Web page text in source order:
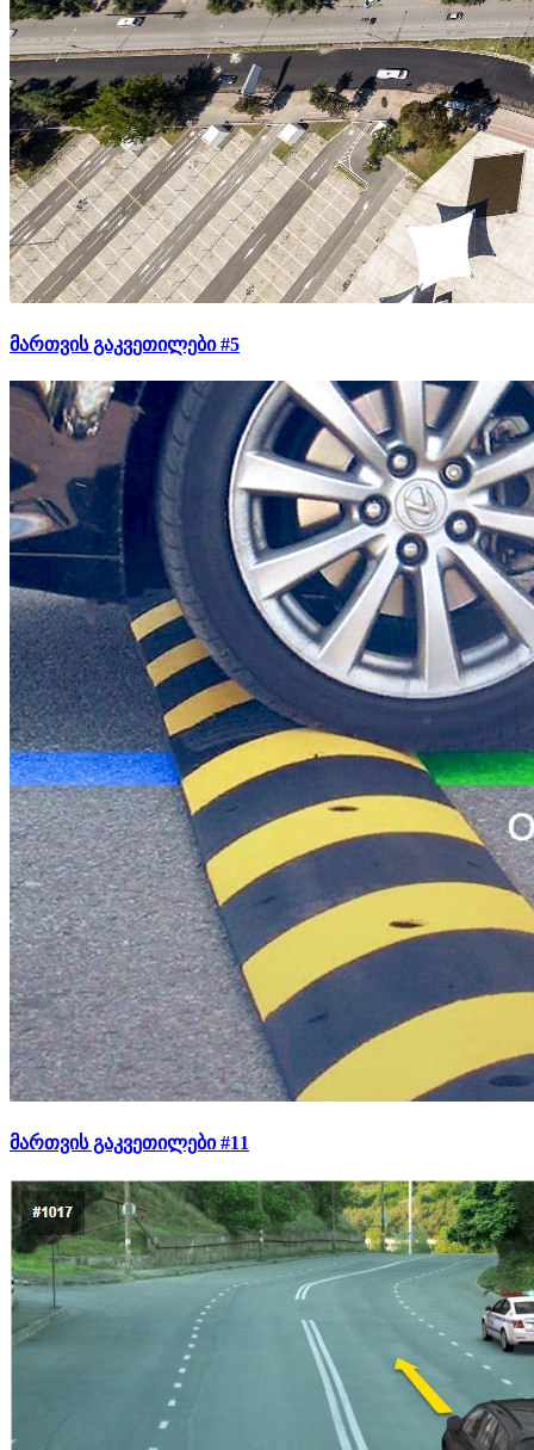
მართვის გაკვეთილები #5
მართვის გაკვეთილები #11